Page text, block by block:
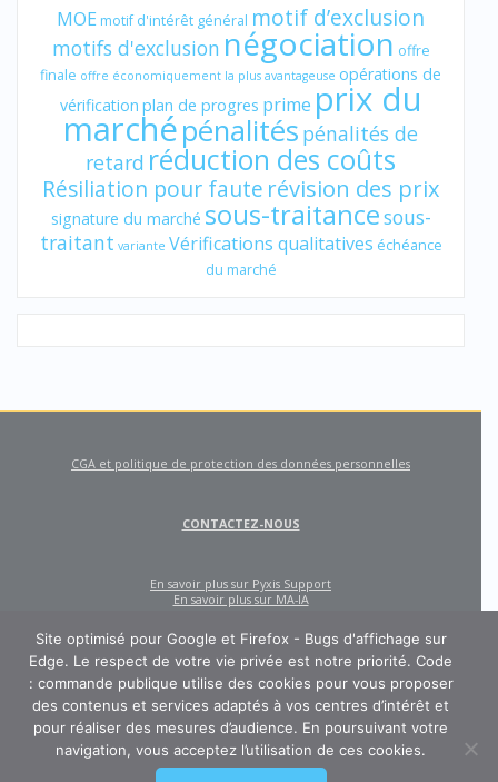
MOE motif d'intérêt général motif d’exclusion
motifs d'exclusion négociation offre
finale offre économiquement la plus avantageuse opérations de
vérification plan de progres prime prix du
marchépénalités pénalités de
retard réduction des coûts
Résiliation pour faute révision des prix
signature du marché sous-traitancesous-
traitant variante Vérifications qualitatives échéance
du marché
CODE : COMMANDE PUBLIQUE
CGA et politique de protection des données personnelles
CONTACTEZ-NOUS
En savoir plus sur Pyxis Support
En savoir plus sur MA-IA
Site optimisé pour Google et Firefox - Bugs d'affichage sur
Edge. Le respect de votre vie privée est notre priorité. Code
: commande publique utilise des cookies pour vous proposer
des contenus et services adaptés à vos centres d’intérêt et
pour réaliser des mesures d’audience. En poursuivant votre
navigation, vous acceptez l’utilisation de ces cookies.